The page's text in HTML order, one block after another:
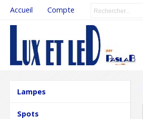
Accueil Compte
Lampes
Spots